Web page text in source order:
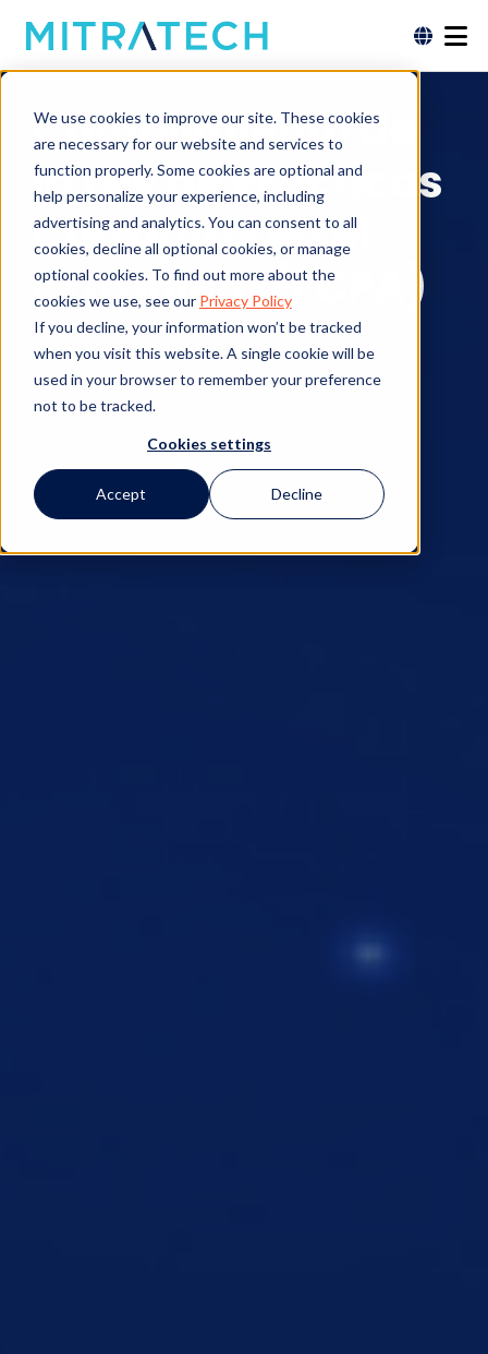
We use cookies to improve our site. These cookies
are necessary for our website and services to
function properly. Some cookies are optional and
help personalize your experience, including
advertising and analytics. You can consent to all
cookies, decline all optional cookies, or manage
optional cookies. To find out more about the
cookies we use, see our Privacy Policy
If you decline, your information won’t be tracked
when you visit this website. A single cookie will be
used in your browser to remember your preference
not to be tracked.
Cookies settings
Accept Decline
Cumplimiento de
la Ley de Prácticas
Corruptas en el
Extranjero (FCPA)
Contactar con un experto